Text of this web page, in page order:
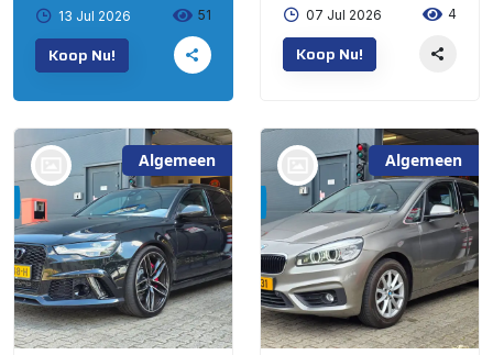
13 Jul 2026 51
Koop Nu!
07 Jul 2026 4
Koop Nu!
Algemeen
Algemeen